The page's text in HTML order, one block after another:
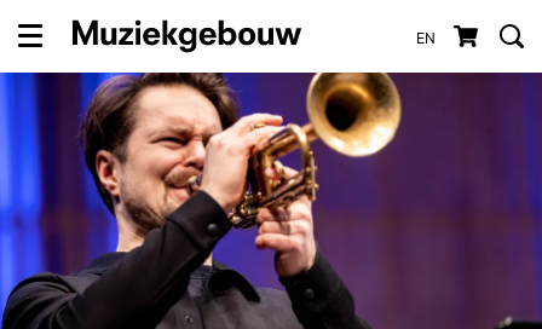
EN
Menu